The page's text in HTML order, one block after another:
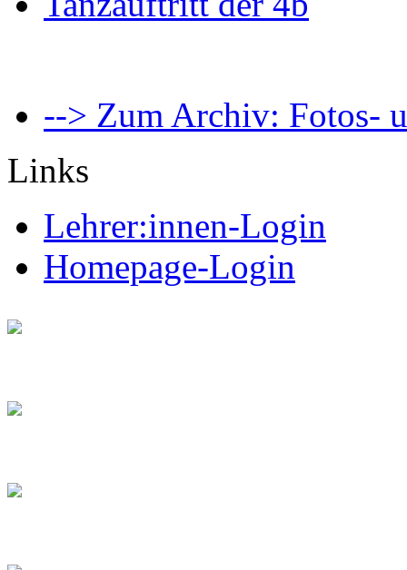
--> Zum Archiv: Fotos-
Links
Lehrer:innen-Login
Homepage-Login